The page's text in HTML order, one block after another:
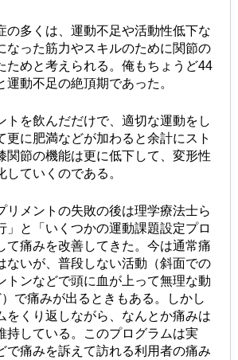
多くは、運動不足や活動性低下な
なった筋力やスキルのために関節の
ためと考えられる。俺もちょうど44
運動不足の絶頂期であった。
を飲んだだけで、適切な運動をし
更に肥満などが加わると余計にスト
関節の機能は更に低下して、変形性
していくのである。
メントの失敗の後は理学療法士ら
」と「いくつかの運動課題設定プロ
て痛みを改善してきた。今は通常痛
ないが、普段しない活動（斜面での
トンなどで頭に血が上って無理な動
で痛みが出るときもある。しかし
をくり返しながら、なんとか痛みは
持している。このプログラムは実
で痛みを訴えて訪れる利用者の痛み